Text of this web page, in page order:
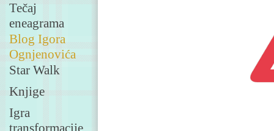
Tečaj
eneagrama
Blog Igora
Ognjenovića
Star Walk
Knjige
Igra
transformacije